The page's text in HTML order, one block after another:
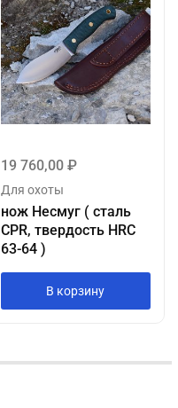
19 760,00 ₽
Для охоты
нож Несмуг ( сталь
CPR, твердость HRC
63-64 )
В корзину